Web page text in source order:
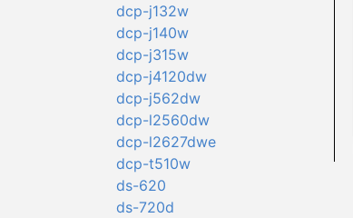
dcp-j132w
dcp-j140w
dcp-j315w
dcp-j4120dw
dcp-j562dw
dcp-l2560dw
dcp-l2627dwe
dcp-t510w
ds-620
ds-720d